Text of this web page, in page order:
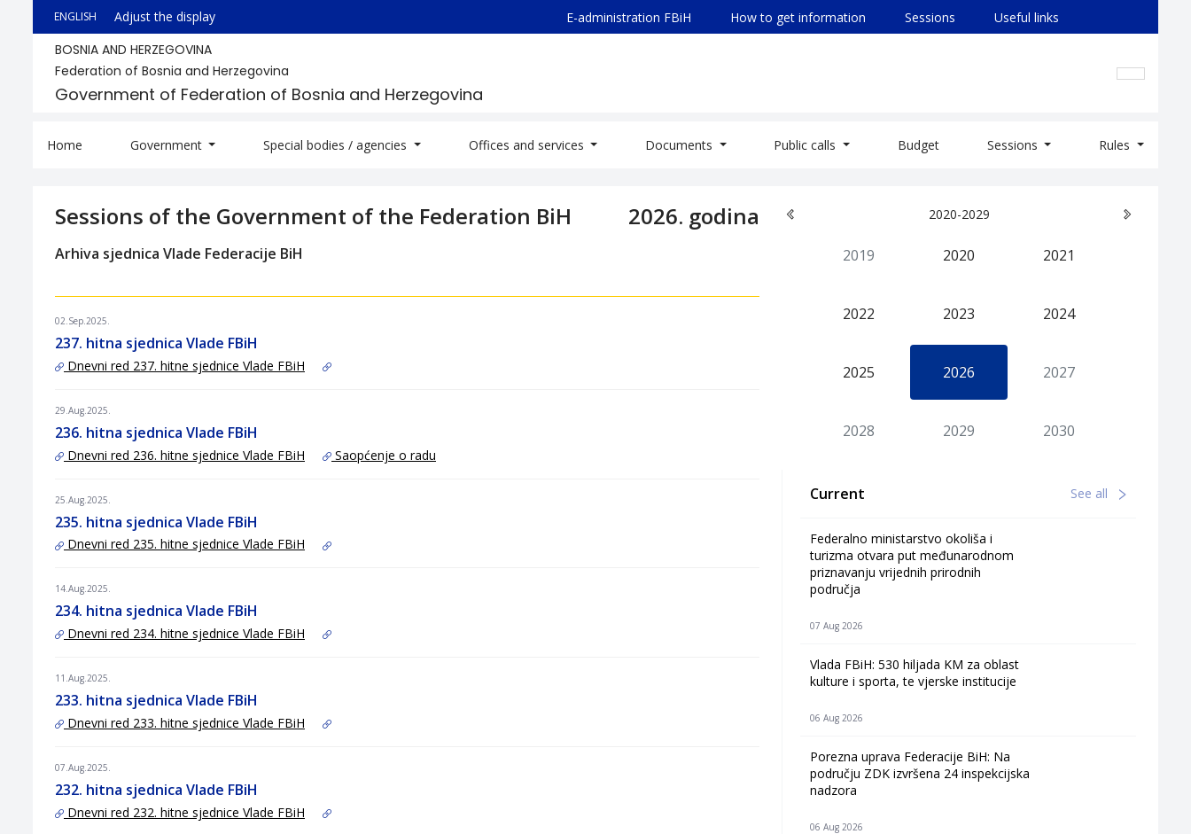
ENGLISH Adjust the display E-administration FBiH How to get information Sessions Useful links
BOSNIA AND HERZEGOVINA
Federation of Bosnia and Herzegovina
Government of Federation of Bosnia and Herzegovina
Home Government Special bodies / agencies Offices and services Documents Public calls Budget Sessions Rules
Sessions of the Government of the Federation BiH 2026. godina
Arhiva sjednica Vlade Federacije BiH
02.Sep.2025.
237. hitna sjednica Vlade FBiH
Dnevni red 237. hitne sjednice Vlade FBiH
29.Aug.2025.
236. hitna sjednica Vlade FBiH
Dnevni red 236. hitne sjednice Vlade FBiH Saopćenje o radu
25.Aug.2025.
235. hitna sjednica Vlade FBiH
Dnevni red 235. hitne sjednice Vlade FBiH
14.Aug.2025.
234. hitna sjednica Vlade FBiH
Dnevni red 234. hitne sjednice Vlade FBiH
11.Aug.2025.
233. hitna sjednica Vlade FBiH
Dnevni red 233. hitne sjednice Vlade FBiH
07.Aug.2025.
232. hitna sjednica Vlade FBiH
Dnevni red 232. hitne sjednice Vlade FBiH
2020-2029
2019 2020 2021
2022 2023 2024
2025 2026 2027
2028 2029 2030
Current See all
Federalno ministarstvo okoliša i
turizma otvara put međunarodnom
priznavanju vrijednih prirodnih
područja
07 Aug 2026
Vlada FBiH: 530 hiljada KM za oblast
kulture i sporta, te vjerske institucije
06 Aug 2026
Porezna uprava Federacije BiH: Na
području ZDK izvršena 24 inspekcijska
nadzora
06 Aug 2026